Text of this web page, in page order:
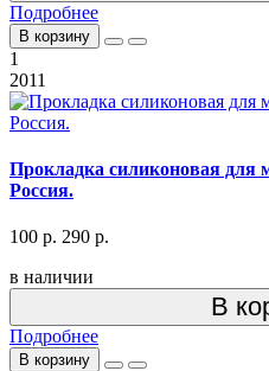
Подробнее
В корзину
1
2011
Прокладка силиконовая для
Россия.
100 р. 290 р.
в наличии
В
Подробнее
В корзину